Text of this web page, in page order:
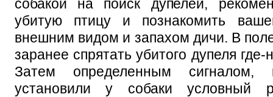
собакой на поиск дупелей,
убитую птицу и познакомить
внешним видом и запахом дичи. В
заранее спрятать убитого дупеля где-
Затем определенным
установили у собаки условный